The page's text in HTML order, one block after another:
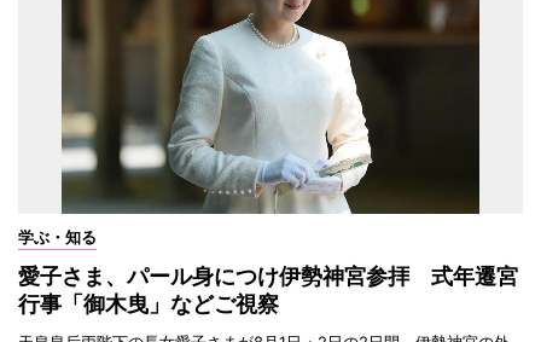
学ぶ・知る
愛子さま、パール身につけ伊勢神宮参拝 式年遷宮
行事「御木曳」などご視察